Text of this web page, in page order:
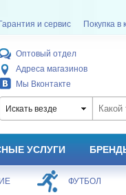
Гарантия и сервис Покупка в
Оптовый отдел
Адреса магазинов
Мы Вконтакте
Искать везде
УСЛУГИ
ФУТБОЛ